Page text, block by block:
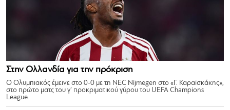
Στην Ολλανδία για την πρόκριση
Ο Ολυμπιακός έμεινε στο 0-0 με τη NEC Nijmegen στο «Γ. Καραϊσκάκης»,
στο πρώτο ματς του γ’ προκριματικού γύρου του UEFA Champions
League.